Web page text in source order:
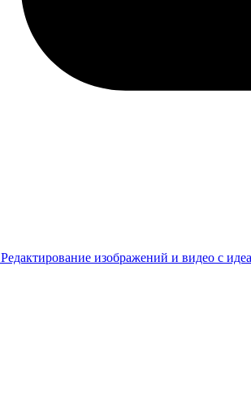
Редактирование изображений и видео с